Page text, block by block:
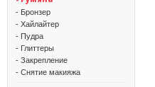
- Бронзер
- Хайлайтер
- Пудра
- Глиттеры
- Закрепление
- Снятие макияжа